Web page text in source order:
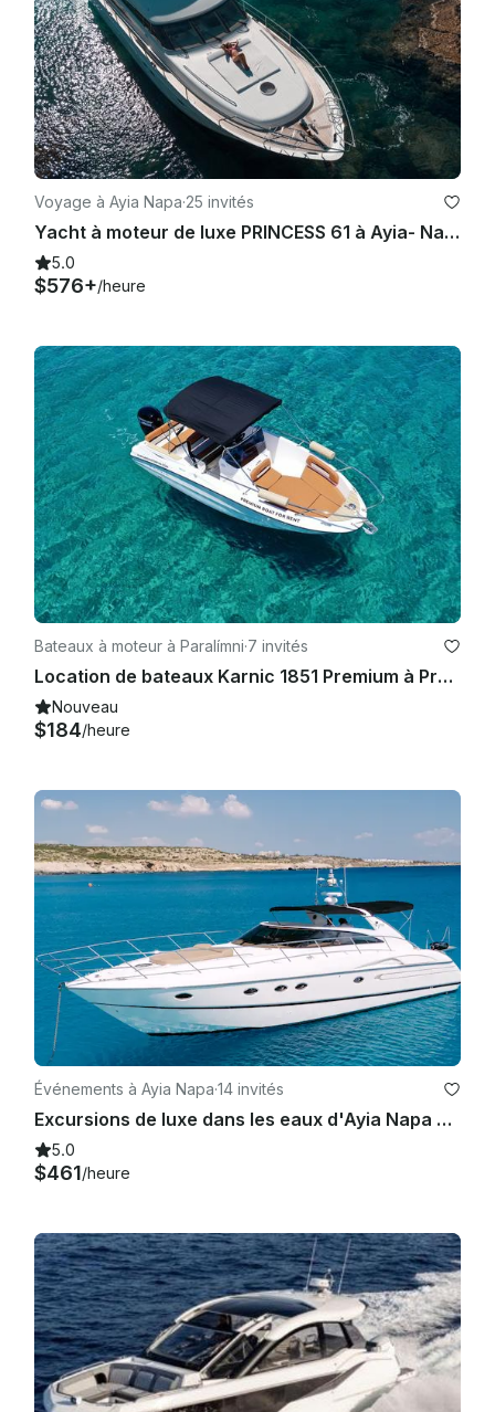
Voyage à Ayia Napa·25 invités
Yacht à moteur de luxe PRINCESS 61 à Ayia- Napa et Blue Lagoon
5.0
$576+/heure
Bateaux à moteur à Paralímni·7 invités
Location de bateaux Karnic 1851 Premium à Protaras
Nouveau
$184/heure
Événements à Ayia Napa·14 invités
Excursions de luxe dans les eaux d'Ayia Napa et de Protaras à bord d'un yacht Princess de 50 pieds
5.0
$461/heure